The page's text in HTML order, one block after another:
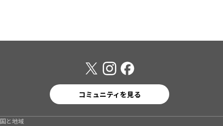
コミュニティを見る
国と地域